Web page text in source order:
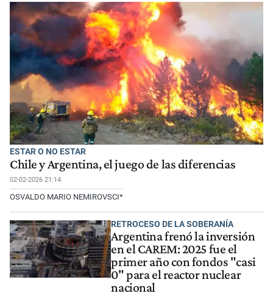
ESTAR O NO ESTAR
Chile y Argentina, el juego de las diferencias
02-02-2026 21:14
OSVALDO MARIO NEMIROVSCI*
RETROCESO DE LA SOBERANÍA
Argentina frenó la inversión
en el CAREM: 2025 fue el
primer año con fondos "casi
0" para el reactor nuclear
nacional